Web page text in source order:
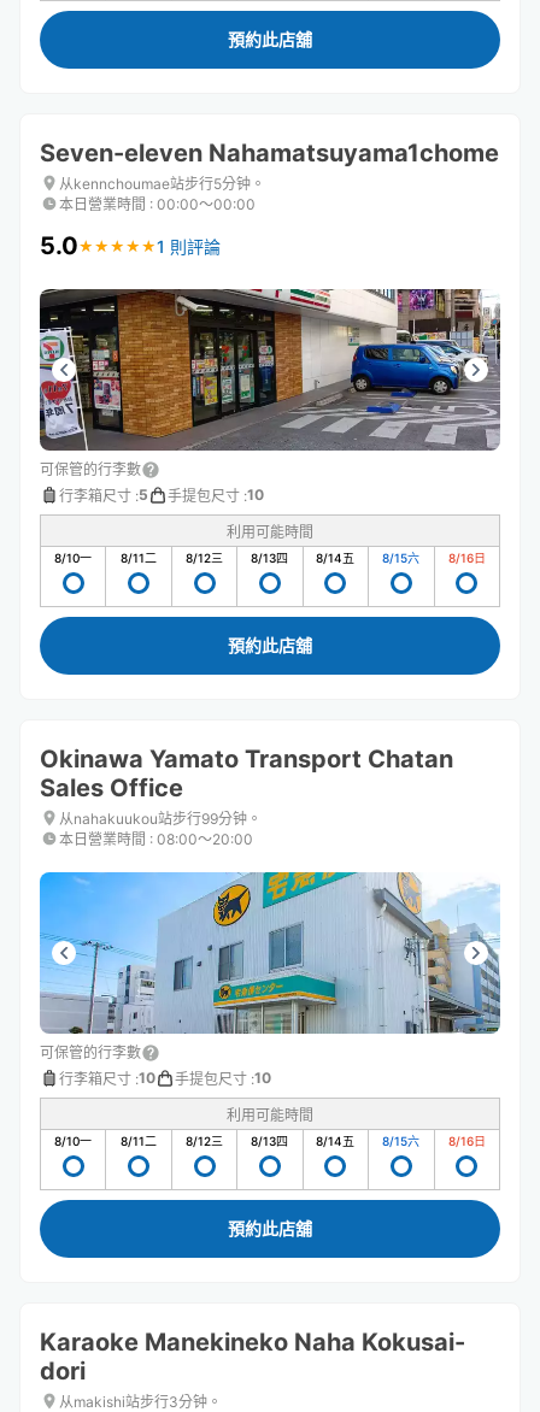
預約此店舖
Seven-eleven Nahamatsuyama1chome
从kennchoumae站步行5分钟。
本日營業時間 : 00:00〜00:00
5.0★ ★ ★ ★ ★
★ ★ ★ ★ ★1 則評論
可保管的行李數
行李箱尺寸 :5 手提包尺寸 :10
利用可能時間
8/10一 8/11二 8/12三 8/13四 8/14五 8/15六 8/16日
預約此店舖
Okinawa Yamato Transport Chatan
Sales Office
从nahakuukou站步行99分钟。
本日營業時間 : 08:00〜20:00
可保管的行李數
行李箱尺寸 :10 手提包尺寸 :10
利用可能時間
8/10一 8/11二 8/12三 8/13四 8/14五 8/15六 8/16日
預約此店舖
Karaoke Manekineko Naha Kokusai-
dori
从makishi站步行3分钟。